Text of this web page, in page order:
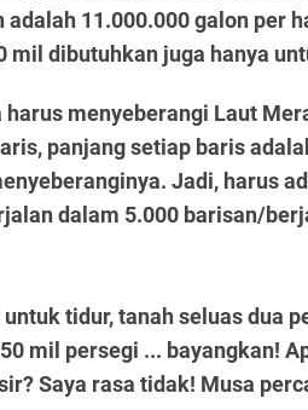
11.000.000 galon per
mil dibutuhkan juga hanya
harus menyeberangi Laut
panjang setiap baris
Jadi, harus
dalam 5.000 barisan/
tidur, tanah seluas dua
mil persegi ... bayangkan!
Saya rasa tidak! Musa